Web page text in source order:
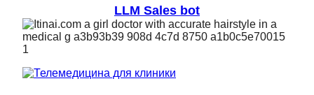
LLM Sales bot